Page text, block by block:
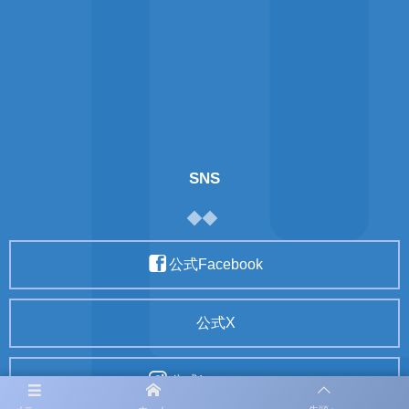
SNS
公式Facebook
公式X
公式Instagram